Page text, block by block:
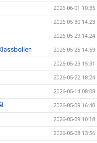
2026-06-01 10:35
2026-05-30 14:23
2026-05-29 14:24
2026-05-25 14:59
2026-05-23 15:31
2026-05-22 18:24
2026-05-14 08:08
2026-05-09 16:40
2026-05-09 10:18
2026-05-08 13:56